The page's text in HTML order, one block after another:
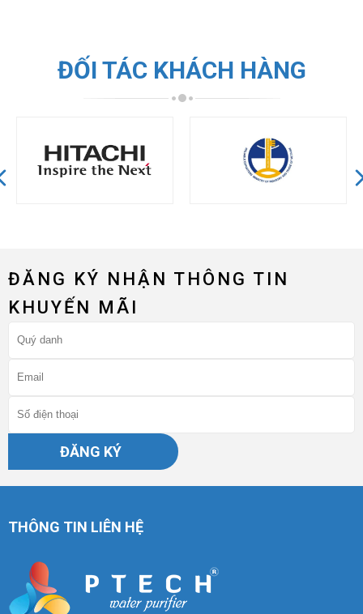
ĐỐI TÁC KHÁCH HÀNG
ĐĂNG KÝ NHẬN THÔNG TIN
KHUYẾN MÃI
ĐĂNG KÝ
THÔNG TIN LIÊN HỆ